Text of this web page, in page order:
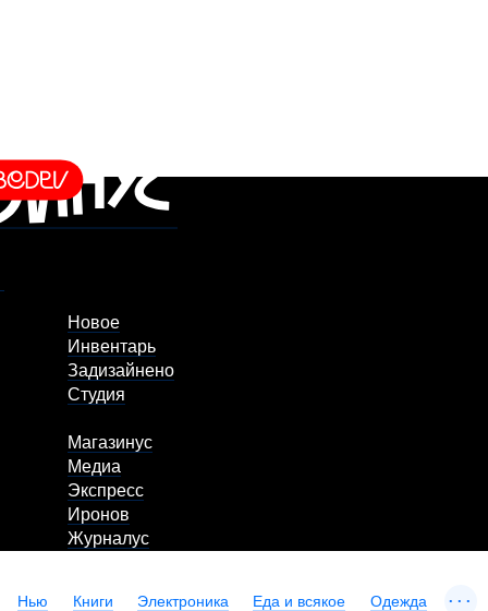
Новое
Инвентарь
Задизайнено
Студия
Магазинус
Медиа
Экспресс
Иронов
Журналус
Нью Книги Электроника Еда и всякое Одежда ...